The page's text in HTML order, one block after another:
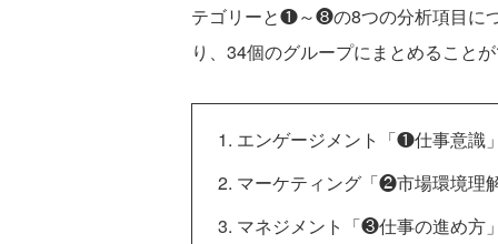
テゴリーと❶～❽の8つの分析項目に
り、34個のグループにまとめることが
エンゲージメント「❶仕事意識」
マーケティング「❷市場環境理
マネジメント「❸仕事の進め方」